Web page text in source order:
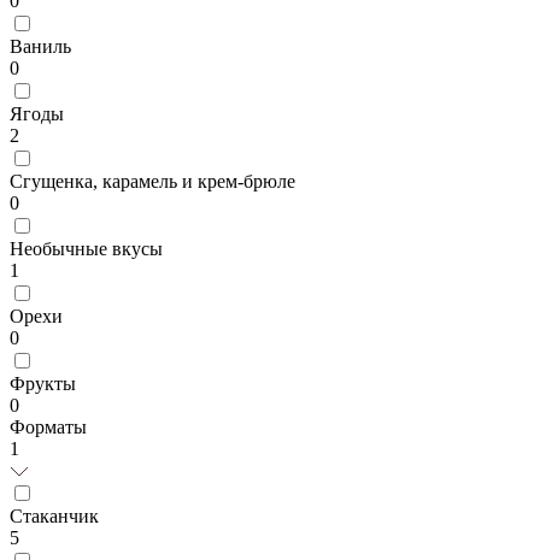
Ваниль
0
Ягоды
2
Сгущенка, карамель и крем-брюле
0
Необычные вкусы
1
Орехи
0
Фрукты
0
Форматы
1
Стаканчик
5